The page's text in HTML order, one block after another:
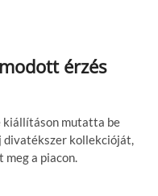
érzés
kiállításon mutatta be
divatékszer kollekcióját,
a piacon.